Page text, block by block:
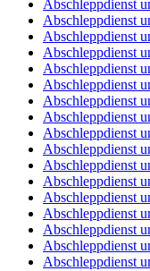
Abschleppdienst
Abschleppdienst
Abschleppdienst
Abschleppdienst
Abschleppdienst
Abschleppdienst
Abschleppdienst
Abschleppdienst
Abschleppdienst
Abschleppdienst
Abschleppdienst
Abschleppdienst
Abschleppdienst
Abschleppdienst
Abschleppdienst
Abschleppdienst
Abschleppdienst